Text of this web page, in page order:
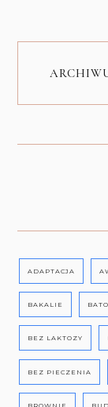
ADAPTACJA
BAKALIE
BEZ LAKTOZY
BEZ PIECZENIA